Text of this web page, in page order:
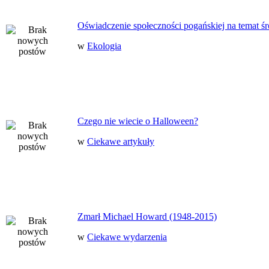
Oświadczenie społeczności pogańskiej na temat
w Ekologia
Czego nie wiecie o Halloween?
w Ciekawe artykuły
Zmarł Michael Howard (1948-2015)
w Ciekawe wydarzenia